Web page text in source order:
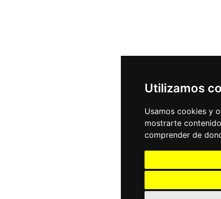
Utilizamos
Usamos cookies y
mostrarte
comprender de